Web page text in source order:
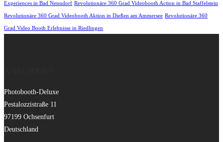
Experiences in Bad Nenndorf Revolutionäre 360 Grad Videobooth Action in Bad Staffelstein
Revolutionäre 360 Grad Videobooth Aktion in Dießen am Ammersee Revolutionäre 360
Grad Video Booth Erlebnisse in Riedlingen
Photobooth-Deluxe
Pestalozzistraße 11
97199 Ochsenfurt
Deutschland